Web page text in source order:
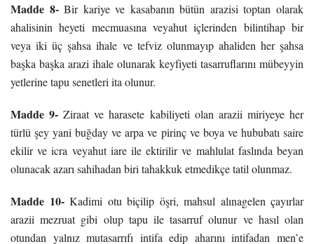
Madde 8-Bir kariye ve kasabanın bütün arazisi toptan olarak
ahalisinin heyeti mecmuasına veyahut içlerinden bilintihap bir
veya iki üç şahsa ihale ve tefviz olunmayıp ahaliden her şahsa
başka başka arazi ihale olunarak keyfiyeti tasarruflarını mübeyyin
yetlerine tapu senetleri ita olunur.
Madde 9-Ziraat ve harasete kabiliyeti olan arazii miriyeye her
türlü şey yani buğday ve arpa ve pirinç ve boya ve hububatı saire
ekilir ve icra veyahut iare ile ektirilir ve mahlulat faslında beyan
olunacak azarı sahihadan biri tahakkuk etmedikçe tatil olunmaz.
Madde 10- Kadimi otu biçilip öşri, mahsul alınagelen çayırlar
arazii mezruat gibi olup tapu ile tasarruf olunur ve hasıl olan
otundan yalnız mutasarrıfı intifa edip aharını intifadan men’e